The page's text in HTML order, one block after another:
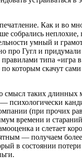
Как и во
собрались неплохие,
умный и
про Гугл и
типа «игра в
которым скачут сами
смысл таких длинных
психологически
(при прочих
времени и
и слетает
— получаем
в состоянии потери